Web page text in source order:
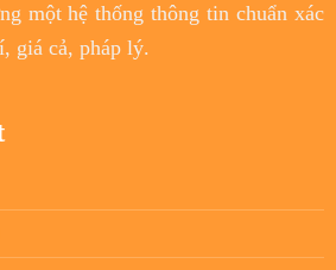
một hệ thống thông tin chuẩn xác
giá cả, pháp lý.